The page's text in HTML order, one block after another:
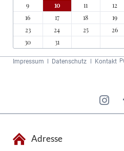
9
10 11 12
16
17 18 19
23
24 25 26
30
31
Navigation
Impressum Datenschutz Kontakt
Adresse